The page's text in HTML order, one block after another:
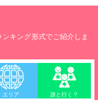
テキですよね。
キング形式でご紹介しま
エリア 誰と行く？